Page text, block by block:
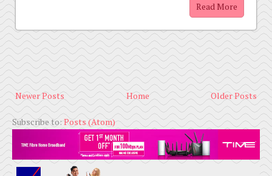
Read More
Newer Posts Older Posts
Home
Subscribe to:Posts (Atom)